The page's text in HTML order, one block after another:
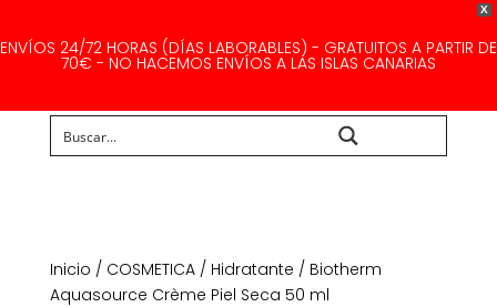
X
ENVÍOS 24/72 HORAS (DÍAS LABORABLES) - GRATUITOS A PARTIR DE
70€ - NO HACEMOS ENVÍOS A LAS ISLAS CANARIAS
Inicio / COSMETICA/ Hidratante / Biotherm
Aquasource Crème Piel Seca 50 ml